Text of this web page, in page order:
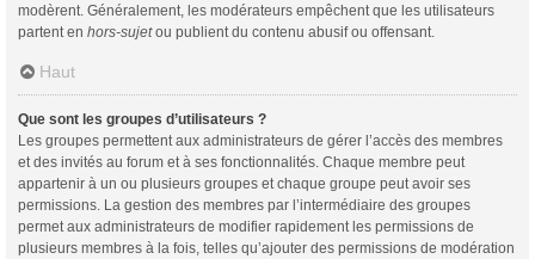
modèrent. Généralement, les modérateurs empêchent que les utilisateurs
partent en hors-sujetou publient du contenu abusif ou offensant.
Haut
Que sont les groupes d’utilisateurs ?
Les groupes permettent aux administrateurs de gérer l’accès des membres
et des invités au forum et à ses fonctionnalités. Chaque membre peut
appartenir à un ou plusieurs groupes et chaque groupe peut avoir ses
permissions. La gestion des membres par l’intermédiaire des groupes
permet aux administrateurs de modifier rapidement les permissions de
plusieurs membres à la fois, telles qu’ajouter des permissions de modération